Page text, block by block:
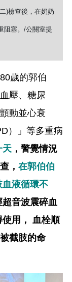
)檢查後，在奶奶
阻塞。/公關室提
歲的郭伯
壓、糖尿
動並心衰
）」等多重病
天 ，警覺情況
， 在郭伯伯
液循環不
超音波震碎血
用， 血栓順
截肢的命